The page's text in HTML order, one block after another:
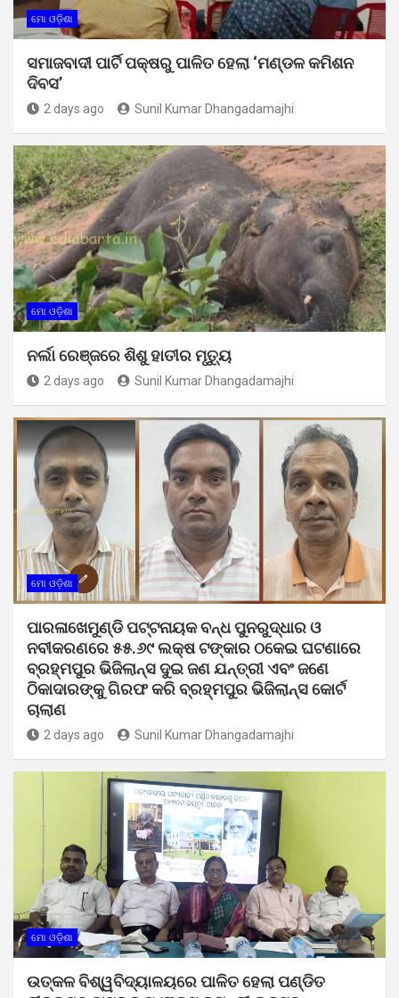
ମୋ ଓଡ଼ିଶା
ସମାଜବାଦୀ ପାର୍ଟି ପକ୍ଷରୁ ପାଳିତ ହେଲା ‘ମଣ୍ଡଳ କମିଶନ
ଦିବସ’
2 days ago Sunil Kumar Dhangadamajhi
ମୋ ଓଡ଼ିଶା
ନର୍ଲା ରେଞ୍ଜରେ ଶିଶୁ ହାତୀର ମୃତ୍ୟୁ
2 days ago Sunil Kumar Dhangadamajhi
ମୋ ଓଡ଼ିଶା
ପାରଳାଖେମୁଣ୍ଡି ପଟ୍ଟନାୟକ ବନ୍ଧ ପୁନରୁଦ୍ଧାର ଓ
ନବୀକରଣରେ ୫୫.୬୯ ଲକ୍ଷ ଟଙ୍କାର ଠକେଇ ଘଟଣାରେ
ବ୍ରହ୍ମପୁର ଭିଜିଲାନ୍ସ ଦୁଇ ଜଣ ଯନ୍ତ୍ରୀ ଏବଂ ଜଣେ
ଠିକାଦାରଙ୍କୁ ଗିରଫ କରି ବ୍ରହ୍ମପୁର ଭିଜିଲାନ୍ସ କୋର୍ଟ
ଚାଲାଣ
2 days ago Sunil Kumar Dhangadamajhi
ମୋ ଓଡ଼ିଶା
ଉତ୍କଳ ବିଶ୍ୱବିଦ୍ୟାଳୟରେ ପାଳିତ ହେଲା ପଣ୍ଡିତ